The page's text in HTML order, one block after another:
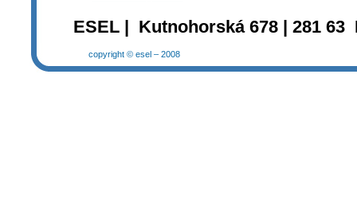
ESEL | Kutnohorská 678 | 281
copyright © esel – 2008